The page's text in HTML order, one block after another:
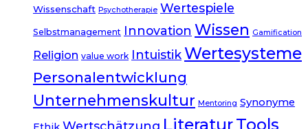
Wissenschaft Psychotherapie Wertespiele
Selbstmanagement Innovation Wissen Gamification
Religion value work IntuistikWertesysteme
Personalentwicklung
Unternehmenskultur Mentoring Synonyme
LiteraturTools